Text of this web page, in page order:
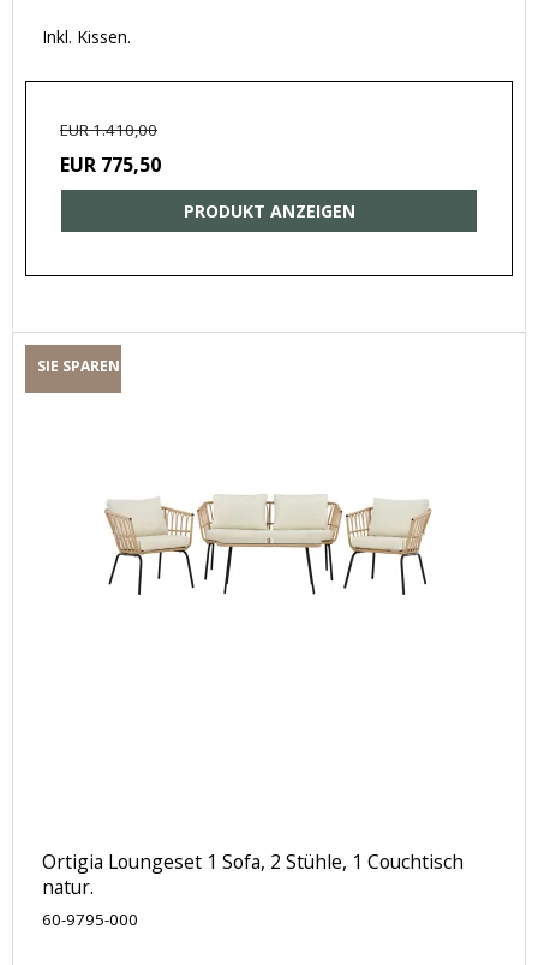
Inkl. Kissen.
EUR 1.410,00
EUR 775,50
PRODUKT ANZEIGEN
SIE SPAREN
Ortigia Loungeset 1 Sofa, 2 Stühle, 1 Couchtisch
natur.
60-9795-000